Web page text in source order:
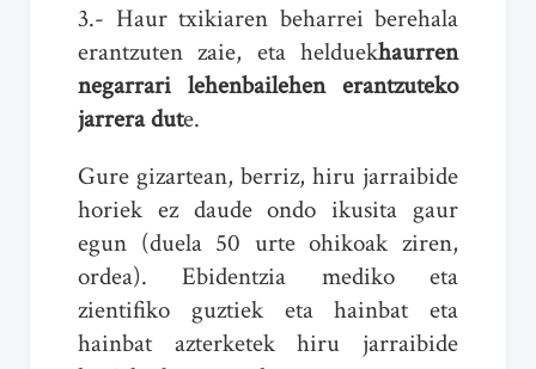
3.- Haur txikiaren beharrei berehala
erantzuten zaie, eta helduekhaurren
negarrari lehenbailehen erantzuteko
jarrera dute.
Gure gizartean, berriz, hiru jarraibide
horiek ez daude ondo ikusita gaur
egun (duela 50 urte ohikoak ziren,
ordea). Ebidentzia mediko eta
zientifiko guztiek eta hainbat eta
hainbat azterketek hiru jarraibide